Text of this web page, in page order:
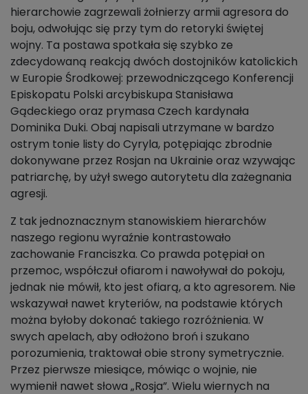
hierarchowie zagrzewali żołnierzy armii agresora do
boju, odwołując się przy tym do retoryki świętej
wojny. Ta postawa spotkała się szybko ze
zdecydowaną reakcją dwóch dostojników katolickich
w Europie Środkowej: przewodniczącego Konferencji
Episkopatu Polski arcybiskupa Stanisława
Gądeckiego oraz prymasa Czech kardynała
Dominika Duki. Obaj napisali utrzymane w bardzo
ostrym tonie listy do Cyryla, potępiając zbrodnie
dokonywane przez Rosjan na Ukrainie oraz wzywając
patriarchę, by użył swego autorytetu dla zażegnania
agresji.
Z tak jednoznacznym stanowiskiem hierarchów
naszego regionu wyraźnie kontrastowało
zachowanie Franciszka. Co prawda potępiał on
przemoc, współczuł ofiarom i nawoływał do pokoju,
jednak nie mówił, kto jest ofiarą, a kto agresorem. Nie
wskazywał nawet kryteriów, na podstawie których
można byłoby dokonać takiego rozróżnienia. W
swych apelach, aby odłożono broń i szukano
porozumienia, traktował obie strony symetrycznie.
Przez pierwsze miesiące, mówiąc o wojnie, nie
wymienił nawet słowa „Rosja”. Wielu wiernych na